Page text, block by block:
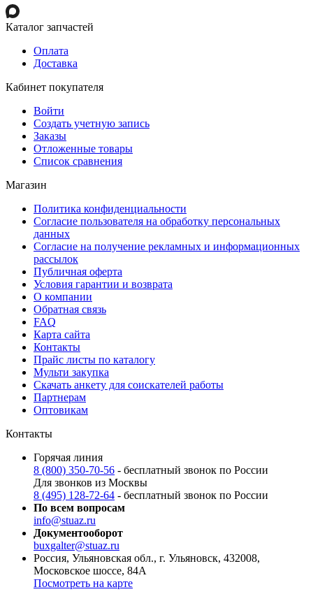
Каталог запчастей
Оплата
Доставка
Кабинет покупателя
Войти
Создать учетную запись
Заказы
Отложенные товары
Список сравнения
Магазин
Политика конфиденциальности
Согласие пользователя на обработку персональных
данных
Согласие на получение рекламных и информационных
рассылок
Публичная оферта
Условия гарантии и возврата
О компании
Обратная связь
FAQ
Карта сайта
Контакты
Прайс листы по каталогу
Мульти закупка
Скачать анкету для соискателей работы
Партнерам
Оптовикам
Контакты
Горячая линия
8 (800) 350-70-56 - бесплатный звонок по России
Для звонков из Москвы
8 (495) 128-72-64 - бесплатный звонок по России
По всем вопросам
info@stuaz.ru
Документооборот
buxgalter@stuaz.ru
Россия, Ульяновская обл., г. Ульяновск, 432008,
Московское шоссе, 84А
Посмотреть на карте